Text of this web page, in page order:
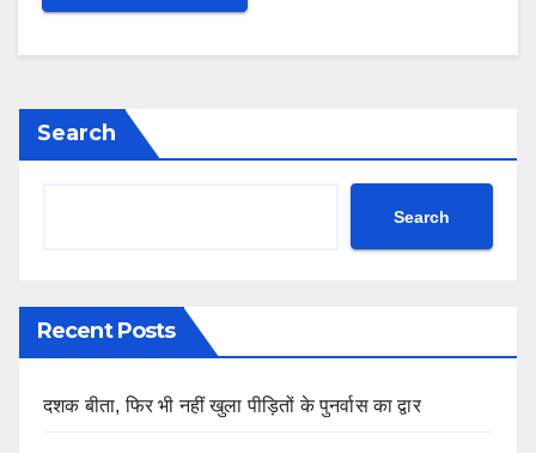
Search
Search
Recent Posts
दशक बीता, फिर भी नहीं खुला पीड़ितों के पुनर्वास का द्वार